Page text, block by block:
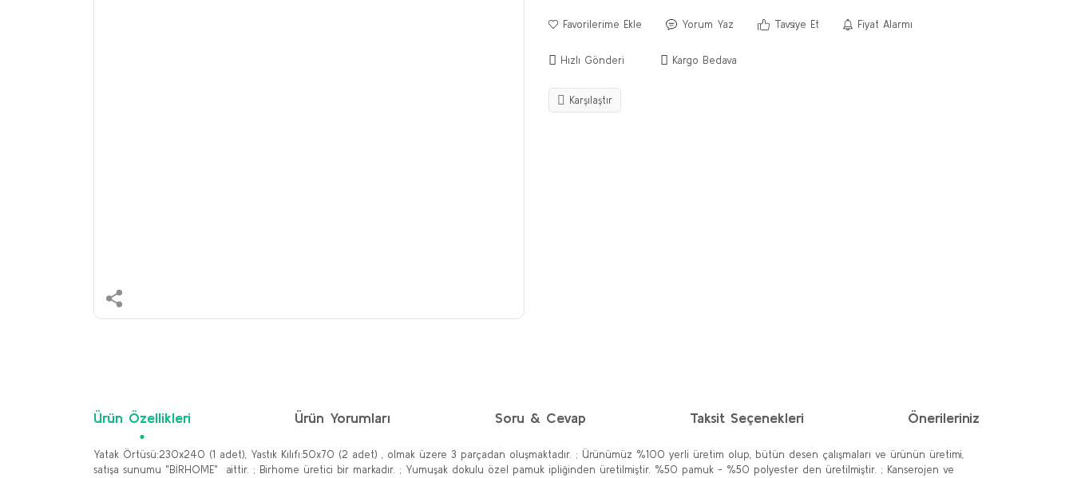
Yorum Yaz Tavsiye Et Fiyat Alarmı
Hızlı Gönderi Kargo Bedava
Karşılaştır
Ürün Özellikleri Ürün Yorumları Soru & Cevap Taksit Seçenekleri Önerileriniz
Yatak Örtüsü:230x240 (1 adet), Yastık Kılıfı:50x70 (2 adet) , olmak üzere 3 parçadan oluşmaktadır. ; Ürünümüz %100 yerli üretim olup, bütün desen çalışmaları ve ürünün üretimi,
satışa sunumu "BİRHOME" aittir. ; Birhome üretici bir markadır. ; Yumuşak dokulu özel pamuk ipliğinden üretilmiştir. %50 pamuk - %50 polyester den üretilmiştir. ; Kanserojen ve